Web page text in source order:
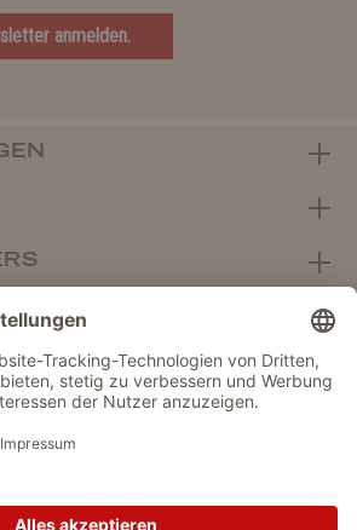
anmelden.
Vertrag widerrufen